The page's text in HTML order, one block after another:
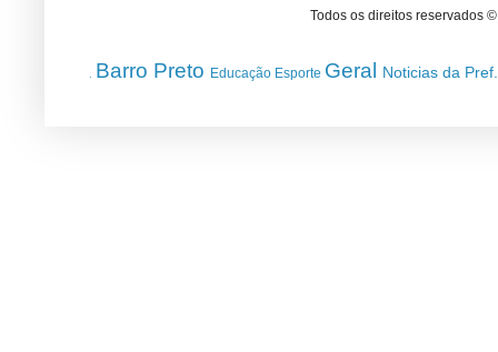
Todos os direitos reservados
Barro Preto Educação Esporte Geral Noticias da